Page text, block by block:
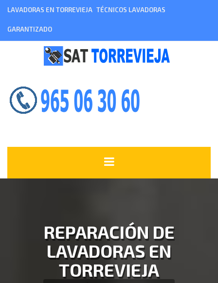
LAVADORAS EN TORREVIEJA TÉCNICOS LAVADORAS
GARANTIZADO
REPARACIÓN DE
LAVADORAS EN
TORREVIEJA